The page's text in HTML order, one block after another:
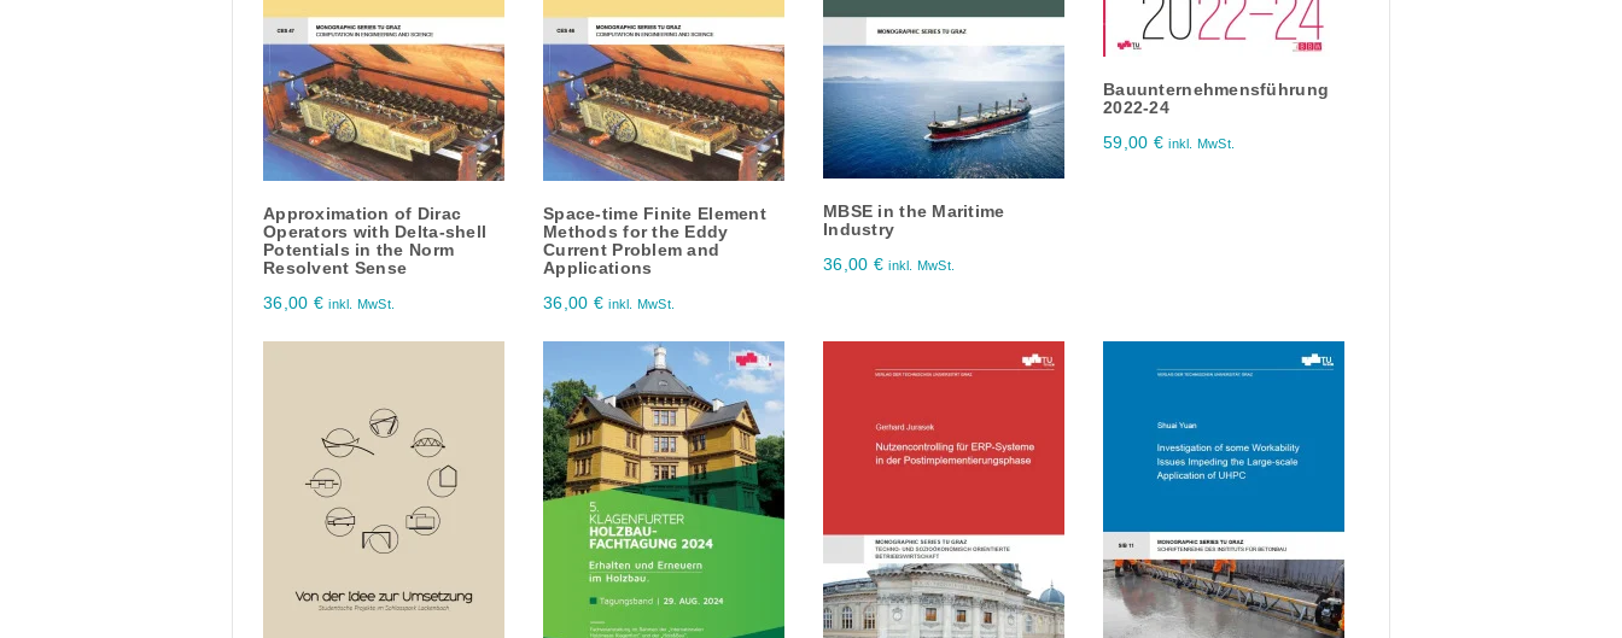
Approximation of Dirac
Operators with Delta-shell
Potentials in the Norm
Resolvent Sense
36,00 € inkl. MwSt.
Space-time Finite Element
Methods for the Eddy
Current Problem and
Applications
36,00 € inkl. MwSt.
MBSE in the Maritime
Industry
36,00 € inkl. MwSt.
Bauunternehmensführung
2022-24
59,00 € inkl. MwSt.